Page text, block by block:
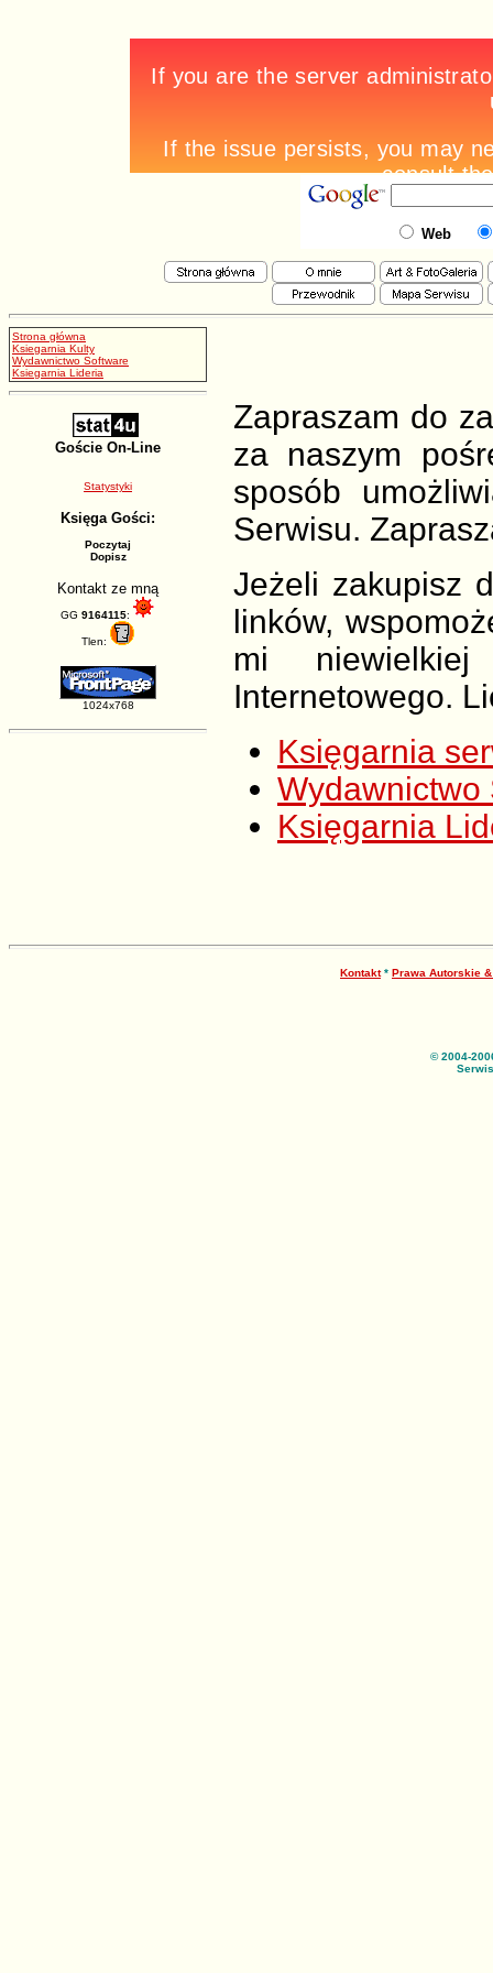
Web
Strona główna
Ksiegarnia Kulty
Wydawnictwo Software
Ksiegarnia Lideria
Goście On-Line
Statystyki
Księga Gości:
Poczytaj
Dopisz
Kontakt ze mną
GG 9164115:
Tlen:
1024x768
Zapraszam do
za naszym
sposób
Serwisu.
Jeżeli zakupisz
linków,
mi
Internetowego.
Księgarnia
Wydawnictwo
Księgarnia
Kontakt* Prawa Autorskie &
© 2004-